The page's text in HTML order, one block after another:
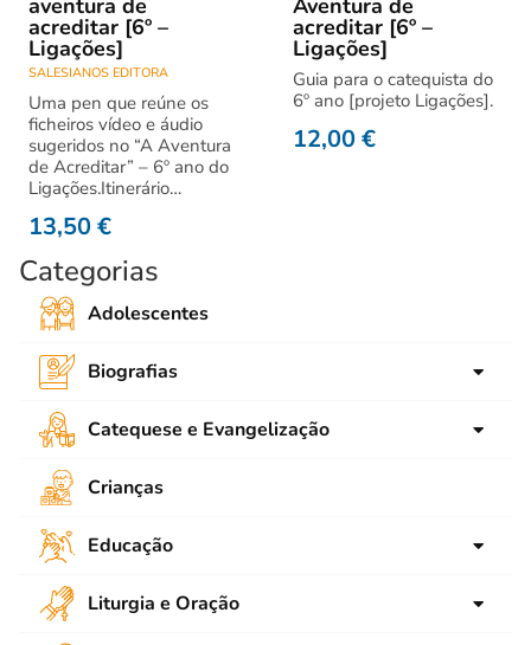
aventura de
acreditar [6º –
Ligações]
SALESIANOS EDITORA
Uma pen que reúne os
ficheiros vídeo e áudio
sugeridos no “A Aventura
de Acreditar” – 6º ano do
Ligações.Itinerário…
13,50€
Aventura de
acreditar [6º –
Ligações]
Guia para o catequista do
6º ano [projeto Ligações].
12,00€
Categorias
Adolescentes
Biografias
para crianças
Adultos
Catequese e Evangelização
Ligações
Emaús
Bíblia
Crianças
Educação
AnimaçãoLiturgia e Oração